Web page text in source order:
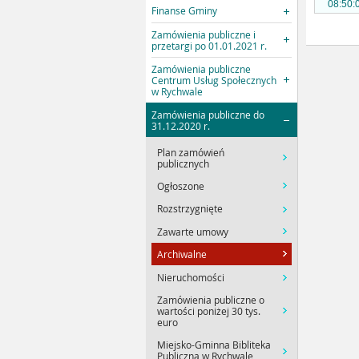
Finanse Gminy
Zamówienia publiczne i
przetargi po 01.01.2021 r.
Zamówienia publiczne
Centrum Usług Społecznych
w Rychwale
Zamówienia publiczne do
31.12.2020 r.
Plan zamówień
publicznych
Ogłoszone
Rozstrzygnięte
Zawarte umowy
Archiwalne
Nieruchomości
Zamówienia publiczne o
wartości poniżej 30 tys.
euro
Miejsko-Gminna Bibliteka
Publiczna w Rychwale